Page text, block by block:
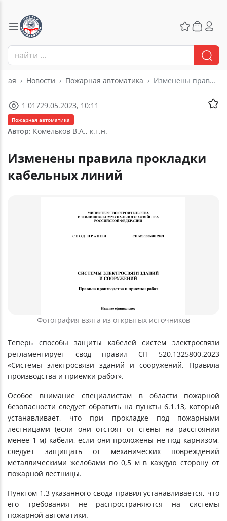
Новости Пожарная автоматика Изменены правила прокладки кабельных линий
Пожарная автоматика
Автор: Комельков В.А., к.т.н.
29.05.2023, 10:11
1 017
Изменены правила прокладки
кабельных линий
Фотография взята из открытых источников
Теперь способы защиты кабелей систем электросвязи
регламентирует свод правил СП 520.1325800.2023
«Системы электросвязи зданий и сооружений. Правила
производства и приемки работ».
Особое внимание специалистам в области пожарной
безопасности следует обратить на пункты 6.1.13, который
устанавливает, что при прокладке под пожарными
лестницами (если они отстоят от стены на расстоянии
менее 1 м) кабели, если они проложены не под карнизом,
следует защищать от механических повреждений
металлическими желобами по 0,5 м в каждую сторону от
пожарной лестницы.
Пунктом 1.3 указанного свода правил устанавливается, что
его требования не распространяются на системы
пожарной автоматики.